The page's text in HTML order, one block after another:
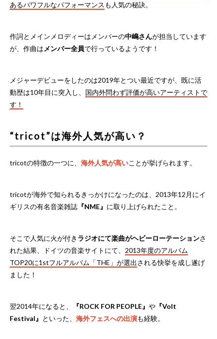
あるパワフルなパフォーマンス も人気の秘訣。
作詞とメインメロディーはメンバーの中嶋さんが担当しています
が、作曲は メンバー全員で行っているようです！
メジャーデビューをしたのは2019年とつい最近ですが、既に活
動歴は10年目に突入し、 国内外問わず評価が高いアーティストで
す！
“tricot”は海外人気が高い？
tricotの特徴の一つに、 海外人気が高いことが挙げられます。
tricotが海外で知られるきっかけになったのは、2013年12月にイ
ギリスの有名音楽雑誌 『NME』 に取り上げられたこと。
そこで人気に火が付き ラジオにて楽曲がヘビーローテーションさ
れた結果、ドイツの音楽サイトにて、 2013年度のアルバム
TOP20に1stフルアルバム「THE」が選出される快挙を成し遂げ
ました！
翌2014年になると、 『ROCK FOR PEOPLE』 や 『Volt
Festival』 といった、 海外フェスへの出演も経験。